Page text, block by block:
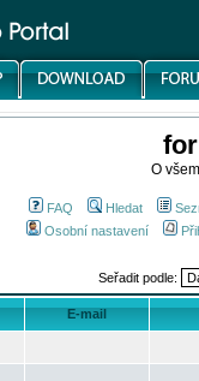
O
FAQ Hledat
Osobní nastavení
Seřadit podle:
E-mail